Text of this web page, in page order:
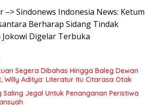
–> Sindonews Indonesia News: Ketum
Berharap Sidang Tindak
Jokowi Digelar Terbuka
Segera Dibahas Hingga Baleg Dewan
Willy Aditya: Literatur Itu Citarasa Otak
Jegal Untuk Penanganan Peristiwa